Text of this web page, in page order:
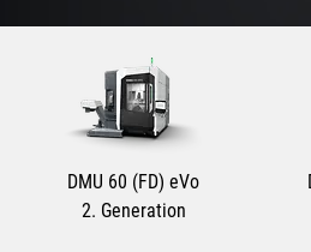
DMU 60 (FD) eVo
2. Generation